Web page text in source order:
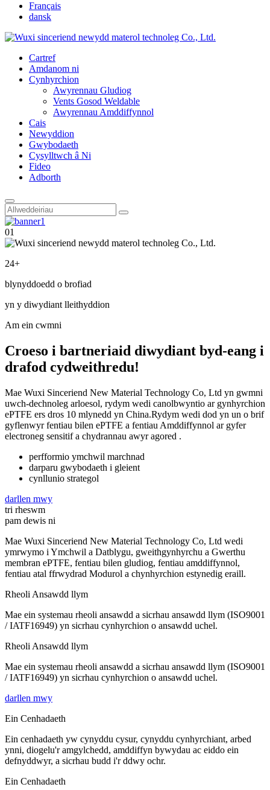
Français
dansk
Cartref
Amdanom ni
Cynhyrchion
Awyrennau Gludiog
Vents Gosod Weldable
Awyrennau Amddiffynnol
Cais
Newyddion
Gwybodaeth
Cysylltwch â Ni
Fideo
Adborth
01
24+
blynyddoedd o brofiad
yn y diwydiant lleithyddion
Am ein cwmni
Croeso i bartneriaid diwydiant byd-eang i
drafod cydweithredu!
Mae Wuxi Sinceriend New Material Technology Co, Ltd yn gwmni
uwch-dechnoleg arloesol, rydym wedi canolbwyntio ar gynhyrchion
ePTFE ers dros 10 mlynedd yn China.Rydym wedi dod yn un o brif
gyflenwyr fentiau bilen ePTFE a fentiau Amddiffynnol ar gyfer
electroneg sensitif a chydrannau awyr agored .
perfformio ymchwil marchnad
darparu gwybodaeth i gleient
cynllunio strategol
darllen mwy
tri rheswm
pam dewis ni
Mae Wuxi Sinceriend New Material Technology Co, Ltd wedi
ymrwymo i Ymchwil a Datblygu, gweithgynhyrchu a Gwerthu
membran ePTFE, fentiau bilen gludiog, fentiau amddiffynnol,
fentiau atal ffrwydrad Modurol a chynhyrchion estynedig eraill.
Rheoli Ansawdd llym
Mae ein systemau rheoli ansawdd a sicrhau ansawdd llym (ISO9001
/ IATF16949) yn sicrhau cynhyrchion o ansawdd uchel.
Rheoli Ansawdd llym
Mae ein systemau rheoli ansawdd a sicrhau ansawdd llym (ISO9001
/ IATF16949) yn sicrhau cynhyrchion o ansawdd uchel.
darllen mwy
Ein Cenhadaeth
Ein cenhadaeth yw cynyddu cysur, cynyddu cynhyrchiant, arbed
ynni, diogelu'r amgylchedd, amddiffyn bywydau ac eiddo ein
defnyddwyr, a sicrhau budd i'r ddwy ochr.
Ein Cenhadaeth